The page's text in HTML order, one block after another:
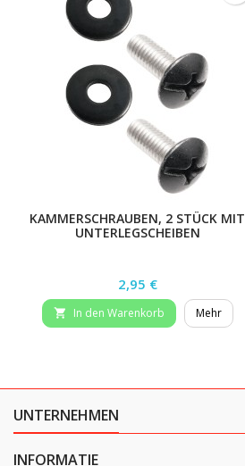
KAMMERSCHRAUBEN, 2 STÜCK MIT
UNTERLEGSCHEIBEN
Preis
2,95 €
 In den Warenkorb Mehr
UNTERNEHMEN
INFORMATIE